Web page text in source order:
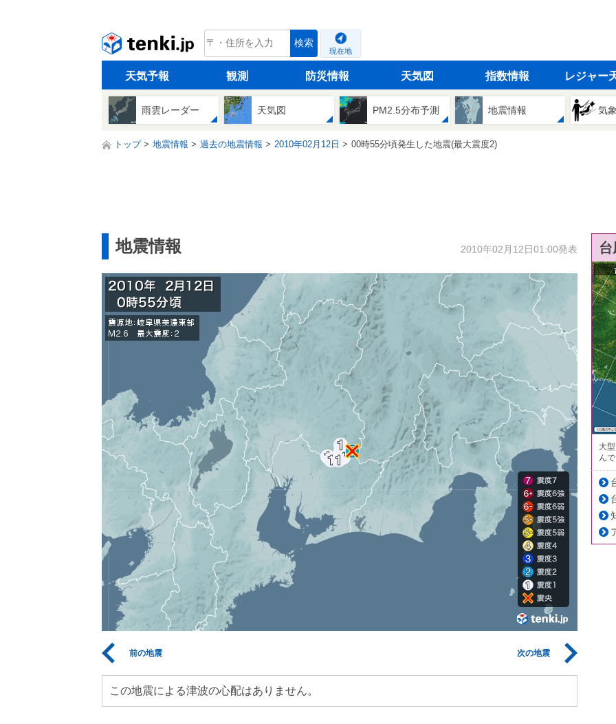
tenki.jp 検索
現在地
天気予報 観測 防災情報 天気図 指数情報 レジャー
雨雲レーダー 天気図 PM2.5分布予測 地震情報 気
トップ 地震情報 過去の地震情報 2010年02月12日 00時55分頃発生した地震(最大震度2)
地震情報 2010年02月12日01:00発表
前の地震 次の地震
この地震による津波の心配はありません。
大
ん